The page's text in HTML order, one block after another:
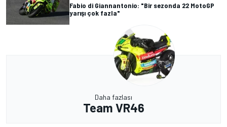
Fabio di Giannantonio: "Bir sezonda 22 MotoGP
yarışı çok fazla"
Daha fazlası
Team VR46